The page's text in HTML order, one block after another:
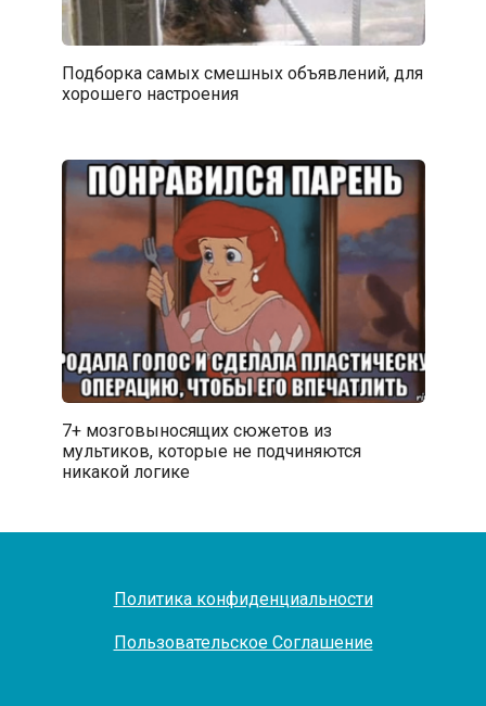
Подборка самых смешных объявлений, для
хорошего настроения
7+ мозговыносящих сюжетов из
мультиков, которые не подчиняются
никакой логике
Политика конфиденциальности
Пользовательское Соглашение